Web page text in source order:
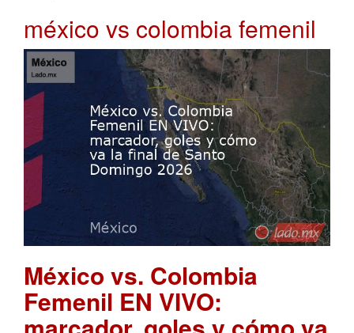
méxico vs colombia femenil
México vs. Colombia
Femenil EN VIVO: